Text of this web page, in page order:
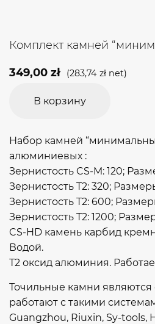
Комплект камней
349,00 zł (283,74 zł net)
В корзину
Набор камней
алюминиевых :
Зернистость CS-M: 120;
Зернистость T2: 320;
Зернистость T2: 600;
Зернистость T2: 1200;
CS-HD камень карбид
Водой.
Т2 оксид алюминия.
Точильные камни являются
работают с такими
Guangzhou, Riuxin, Sy-tools,